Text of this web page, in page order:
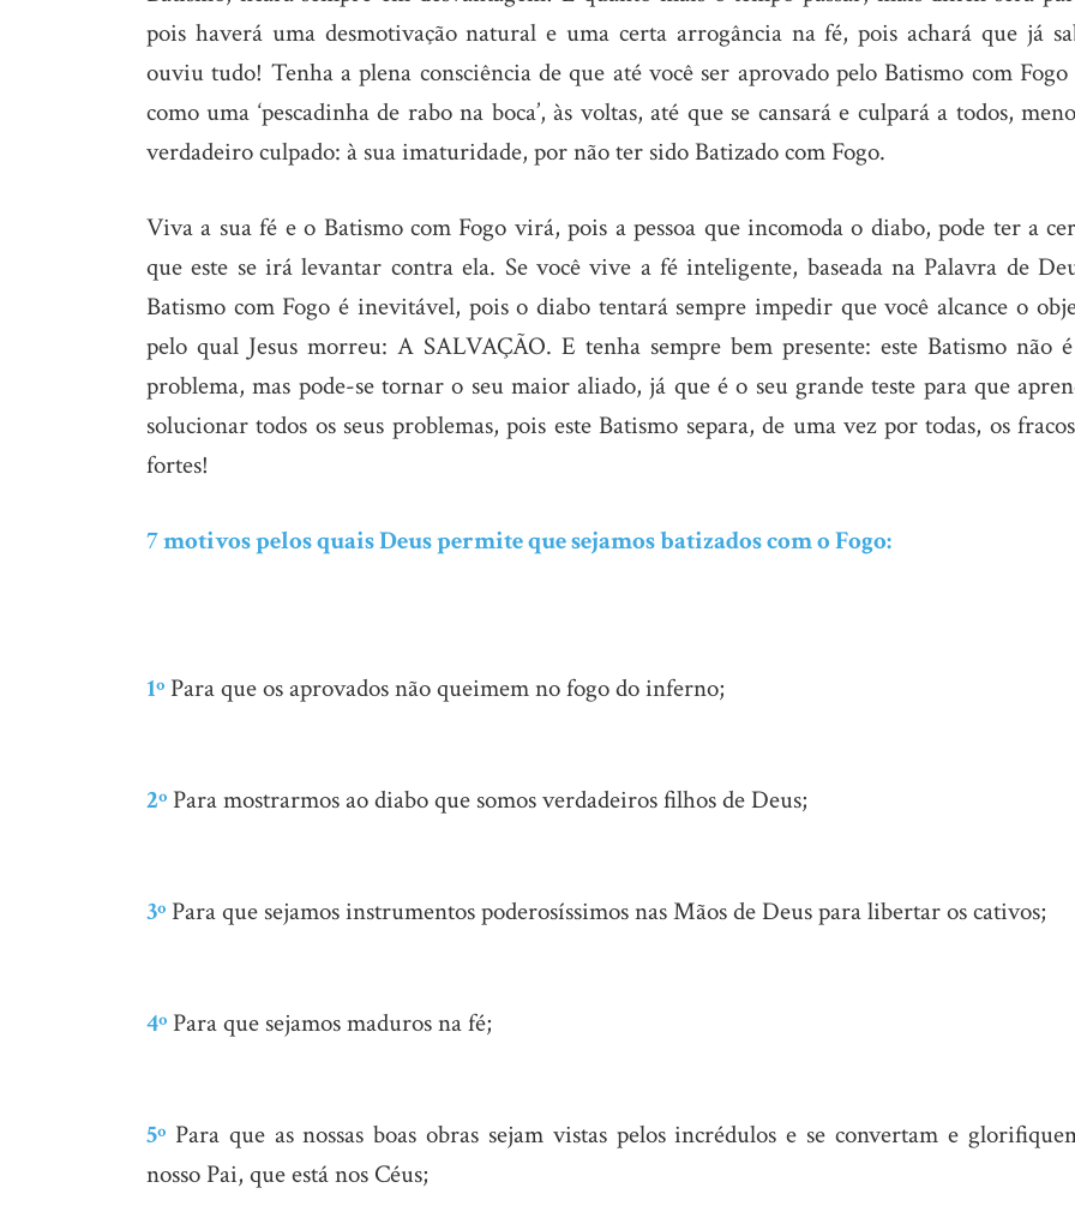
pois haverá uma desmotivação natural e uma certa arrogância na fé, pois achará que já
ouviu tudo! Tenha a plena consciência de que até você ser aprovado pelo Batismo com Fogo
como uma ‘pescadinha de rabo na boca’, às voltas, até que se cansará e culpará a todos,
verdadeiro culpado: à sua imaturidade, por não ter sido Batizado com Fogo.
Viva a sua fé e o Batismo com Fogo virá, pois a pessoa que incomoda o diabo, pode ter a
que este se irá levantar contra ela. Se você vive a fé inteligente, baseada na Palavra de
Batismo com Fogo é inevitável, pois o diabo tentará sempre impedir que você alcance o
pelo qual Jesus morreu: A SALVAÇÃO. E tenha sempre bem presente: este Batismo não
problema, mas pode-se tornar o seu maior aliado, já que é o seu grande teste para que
solucionar todos os seus problemas, pois este Batismo separa, de uma vez por todas, os
fortes!
7 motivos pelos quais Deus permite que sejamos batizados com o Fogo:
1º Para que os aprovados não queimem no fogo do inferno;
2º Para mostrarmos ao diabo que somos verdadeiros filhos de Deus;
3º Para que sejamos instrumentos poderosíssimos nas Mãos de Deus para libertar os cativos;
4º Para que sejamos maduros na fé;
5º Para que as nossas boas obras sejam vistas pelos incrédulos e se convertam e
nosso Pai, que está nos Céus;